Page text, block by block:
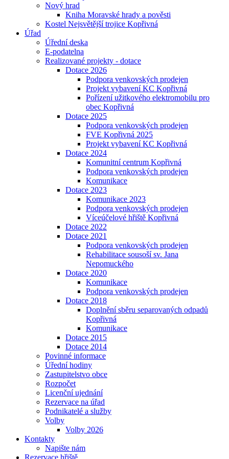
Nový hrad
Kniha Moravské hrady a pověsti
Kostel Nejsvětější trojice Kopřivná
Úřad
Úřední deska
E-podatelna
Realizované projekty - dotace
Dotace 2026
Podpora venkovských prodejen
Projekt vybavení KC Kopřivná
Pořízení užitkového elektromobilu pro
obec Kopřivná
Dotace 2025
Podpora venkovských prodejen
FVE Kopřivná 2025
Projekt vybavení KC Kopřivná
Dotace 2024
Komunitní centrum Kopřivná
Podpora venkovských prodejen
Komunikace
Dotace 2023
Komunikace 2023
Podpora venkovských prodejen
Víceúčelové hřiště Kopřivná
Dotace 2022
Dotace 2021
Podpora venkovských prodejen
Rehabilitace sousoší sv. Jana
Nepomuckého
Dotace 2020
Komunikace
Podpora venkovských prodejen
Dotace 2018
Doplnění sběru separovaných odpadů
Kopřivná
Komunikace
Dotace 2015
Dotace 2014
Povinné informace
Úřední hodiny
Zastupitelstvo obce
Rozpočet
Licenční ujednání
Rezervace na úřad
Podnikatelé a služby
Volby
Volby 2026
Kontakty
Napište nám
Rezervace hřiště